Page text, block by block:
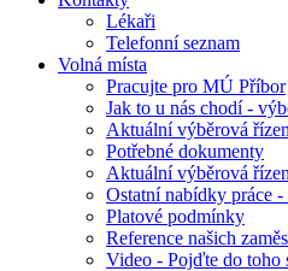
Lékaři
Telefonní seznam
Volná místa
Pracujte pro MÚ Příbor
Jak to u nás chodí -
Aktuální výběrová
Potřebné dokumenty
Aktuální výběrová
Ostatní nabídky práce
Platové podmínky
Reference našich
Video - Pojďte do toho